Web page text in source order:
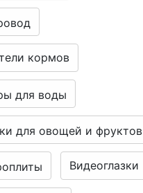
кормов
для воды
для овощей и фруктов
Видеоглазки